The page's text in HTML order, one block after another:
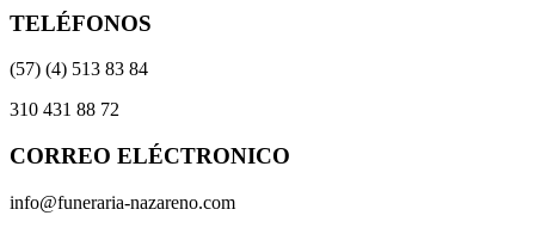
TELÉFONOS
(57) (4) 513 83 84
310 431 88 72
CORREO ELÉCTRONICO
info@funeraria-nazareno.com